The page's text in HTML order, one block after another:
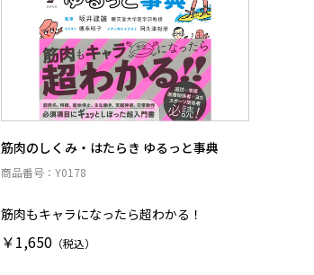
筋肉のしくみ・はたらき ゆるっと事典
商品番号：Y0178
筋肉もキャラになったら超わかる！
￥1,650 （税込）